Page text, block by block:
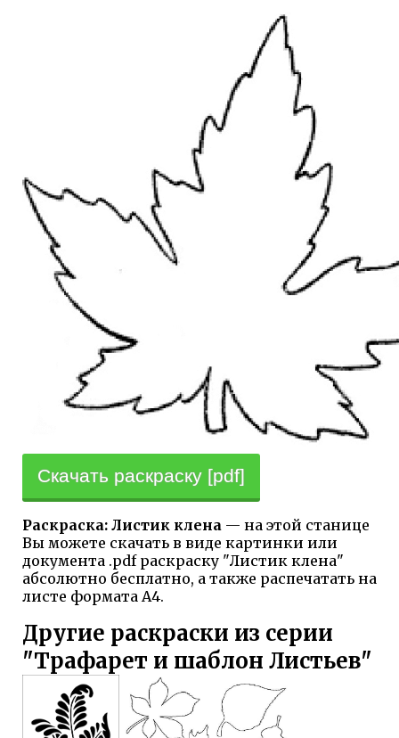
Скачать раскраску [pdf]
Раскраска: Листик клена — на этой станице
Вы можете скачать в виде картинки или
документа .pdf раскраску "Листик клена"
абсолютно бесплатно, а также распечатать на
листе формата А4.
Другие раскраски из серии
"Трафарет и шаблон Листьев"